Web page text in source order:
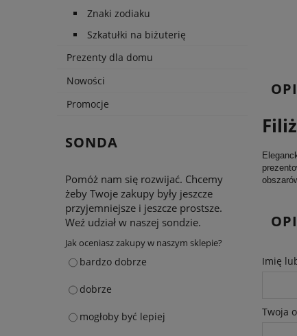
Znaki zodiaku
Szkatułki na biżuterię
Prezenty dla domu
Nowości
Promocje
SONDA
Pomóż nam się rozwijać. Chcemy
żeby Twoje zakupy były jeszcze
przyjemniejsze i jeszcze prostsze.
Weź udział w naszej sondzie.
Jak oceniasz zakupy w naszym sklepie?
bardzo dobrze
dobrze
mogłoby być lepiej
Imię
Twoja